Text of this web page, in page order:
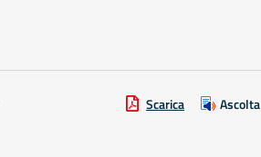
Scarica Ascolta